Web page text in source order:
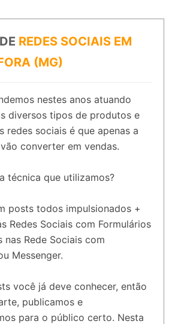
REDES SOCIAIS EM
(MG)
nestes anos atuando
diversos tipos de produtos e
redes sociais é que apenas a
converter em vendas.
técnica que utilizamos?
posts todos impulsionados +
Redes Sociais com Formulários
nas Rede Sociais com
Messenger.
você já deve conhecer, então
publicamos e
para o público certo. Nesta